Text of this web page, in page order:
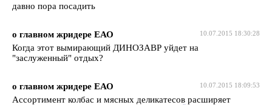
давно пора посадить
10.07.2015 18:30:28
о главном жридере ЕАО
Когда этот вымирающий ДИНОЗАВР уйдет на
"заслуженный" отдых?
10.07.2015 18:09:53
о главном жридере ЕАО
Ассортимент колбас и мясных деликатесов расширяет